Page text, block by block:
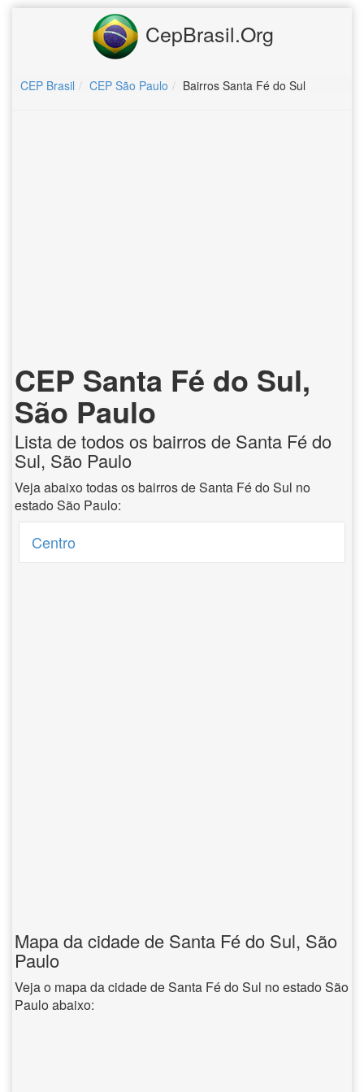
CepBrasil.Org
CEP Brasil CEP São Paulo Bairros Santa Fé do Sul
CEP Santa Fé do Sul,
São Paulo
Lista de todos os bairros de Santa Fé do
Sul, São Paulo
Veja abaixo todas os bairros de Santa Fé do Sul no
estado São Paulo:
Centro
Mapa da cidade de Santa Fé do Sul, São
Paulo
Veja o mapa da cidade de Santa Fé do Sul no estado São
Paulo abaixo: